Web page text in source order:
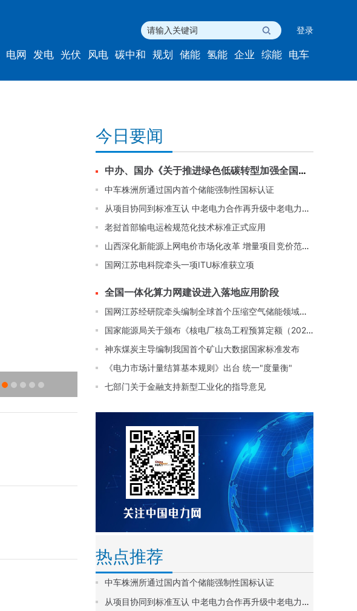
登录
电网 发电 光伏 风电 碳中和 规划 储能 氢能 企业 综能 电车
今日要闻
中办、国办《关于推进绿色低碳转型加强全国碳市场建设的意见》解读
中车株洲所通过国内首个储能强制性国标认证
从项目协同到标准互认 中老电力合作再升级中老电力标准合作委员会成立
老挝首部输电运检规范化技术标准正式应用
山西深化新能源上网电价市场化改革 增量项目竞价范围定为0.199~0.332元/千瓦时
国网江苏电科院牵头一项ITU标准获立项
全国一体化算力网建设进入落地应用阶段
国网江苏经研院牵头编制全球首个压缩空气储能领域国际标准
国家能源局关于颁布《核电厂核岛工程预算定额（2025年版）》的通知
神东煤炭主导编制我国首个矿山大数据国家标准发布
《电力市场计量结算基本规则》出台 统一"度量衡"
七部门关于金融支持新型工业化的指导意见
热点推荐
中车株洲所通过国内首个储能强制性国标认证
从项目协同到标准互认 中老电力合作再升级中老电力标准合作委员会成立